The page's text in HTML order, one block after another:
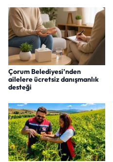
Çorum Belediyesi’nden
ailelere ücretsiz danışmanlık
desteği